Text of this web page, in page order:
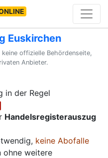
Euskirchen
offizielle Behördenseite,
Anbieter.
in der Regel
Handelsregisterauszug
keine Abofalle
ohne weitere